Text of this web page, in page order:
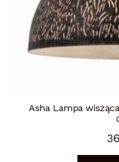
Asha Lampa